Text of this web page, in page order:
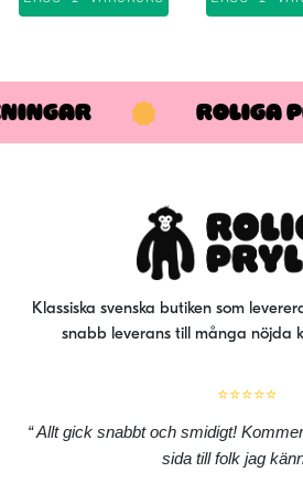
ROLIGA
Klassiska svenska butiken som
snabb leverans till många nöjda
⭐⭐⭐⭐⭐
Allt gick snabbt och smidigt!
sida till folk jag